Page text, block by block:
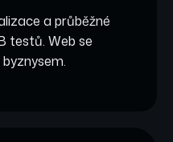
a průběžné
testů. Web se